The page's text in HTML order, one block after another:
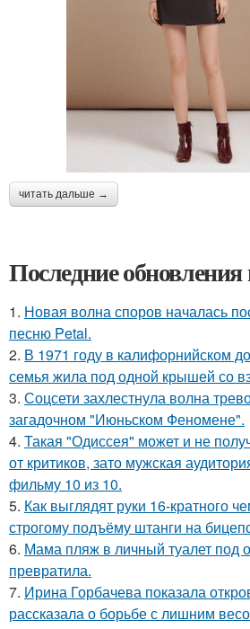
читать дальше →
Последние обновления
1. Новая волна споров началась
песню Petal.
2. В 1971 году в калифорнийском
семья жила под одной крышей со
3. Соцсети захлестнула волна
загадочном "Июньском Феномене".
4. Такая "Одиссея" может и не
от критиков, зато мужская
фильму 10 из 10.
5. Как выглядят руки 16-кратного
строгому подъёму штанги на
6. Мама пляж в личный туалет под
превратила.
7. Ирина Горбачева показала
рассказала о борьбе с лишним